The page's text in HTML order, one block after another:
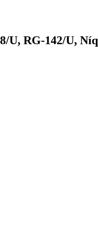
U, RG-142/U,